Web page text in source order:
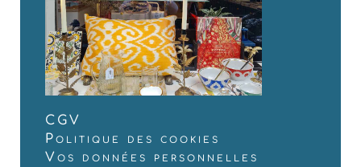
CGV
Politique des cookies
Vos données personnelles